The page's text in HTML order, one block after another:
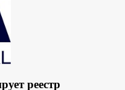
реестр